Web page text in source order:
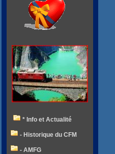
* Info et Actualité
- Historique du CFM
- AMFG